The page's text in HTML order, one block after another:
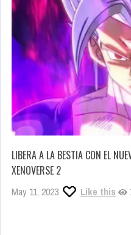
LIBERA A LA BESTIA CON EL
XENOVERSE 2
May 11, 2023 Like this